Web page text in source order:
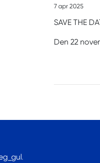
7 apr 2025
SAVE THE
Den 22